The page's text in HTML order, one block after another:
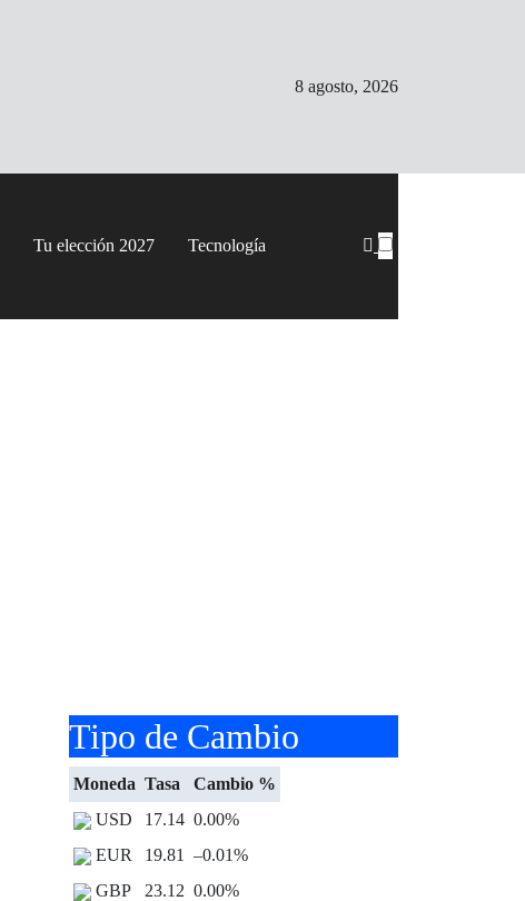
8 agosto, 2026
Tu elección 2027 Tecnología
Tipo de Cambio
Moneda Tasa
Cambio %
USD
17.14 0.00%
EUR
19.81 –0.01%
GBP
23.12 0.00%